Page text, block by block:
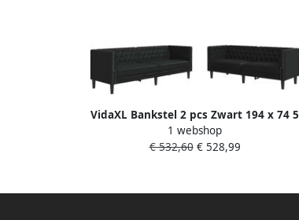
VidaXL Bankstel 2 pcs Zwart 194 x 74 5
x 70 5 cm Kunstleer
1 webshop
€ 532,60€ 528,99